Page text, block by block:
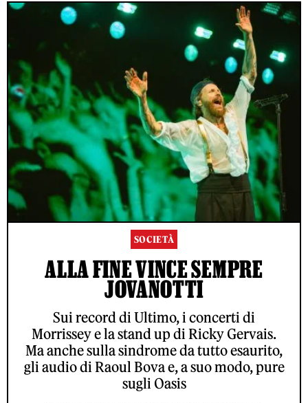
SOCIETÀ
ALLA FINE VINCE SEMPRE
JOVANOTTI
Sui record di Ultimo, i concerti di
Morrissey e la stand up di Ricky Gervais.
Ma anche sulla sindrome da tutto esaurito,
gli audio di Raoul Bova e, a suo modo, pure
sugli Oasis